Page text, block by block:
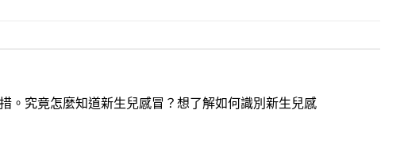
。究竟怎麼知道新生兒感冒？想了解如何識別新生兒感